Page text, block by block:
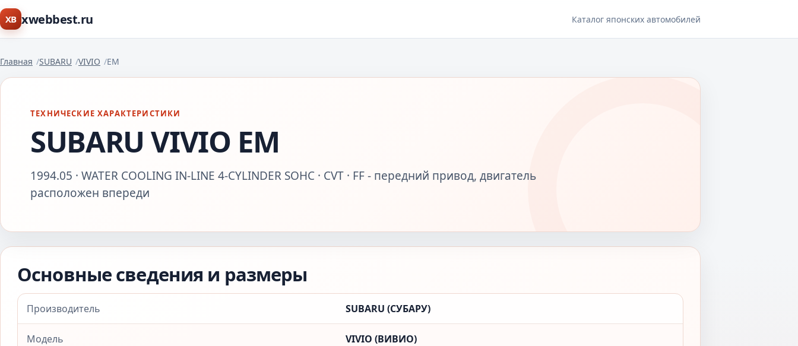
XB xwebbest.ru Каталог японских автомобилей
Главная SUBARU VIVIO EM
ТЕХНИЧЕСКИЕ ХАРАКТЕРИСТИКИ
SUBARU VIVIO EM
1994.05 · WATER COOLING IN-LINE 4-CYLINDER SOHC · CVT · FF - передний привод, двигатель
расположен впереди
Основные сведения и размеры
Производитель SUBARU (СУБАРУ)
Модель VIVIO (ВИВИО)